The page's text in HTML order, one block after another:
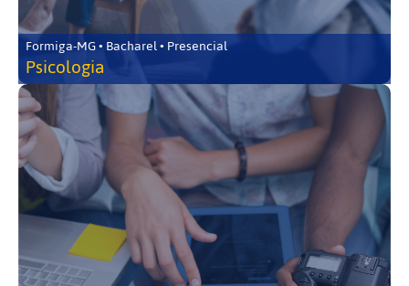
Formiga-MG • Bacharel • Presencial
Psicologia